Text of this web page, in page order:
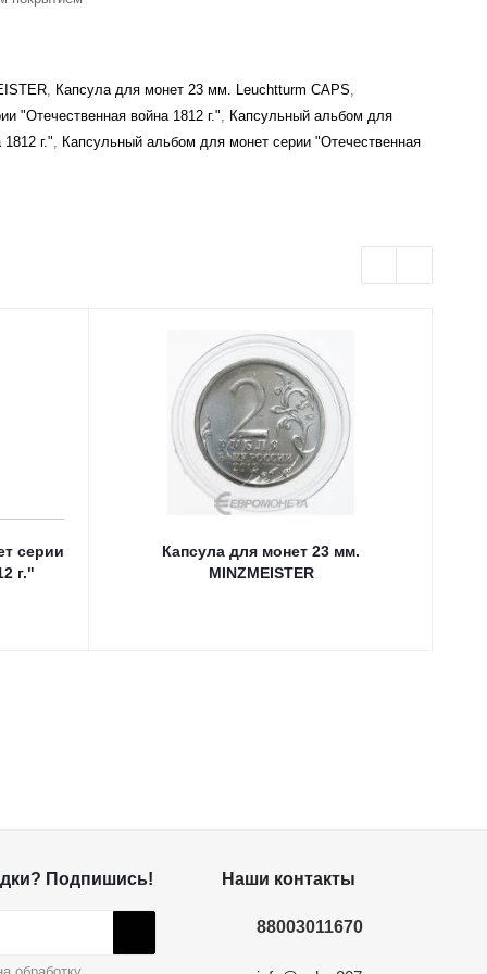
, Капсула для монет 23 мм. Leuchtturm CAPS,
"Отечественная война 1812 г.", Капсульный альбом для
г.", Капсульный альбом для монет серии "Отечественная
серии
г."
Капсула для монет 23 мм.
MINZMEISTER
Подпишись! Наши контакты
88003011670